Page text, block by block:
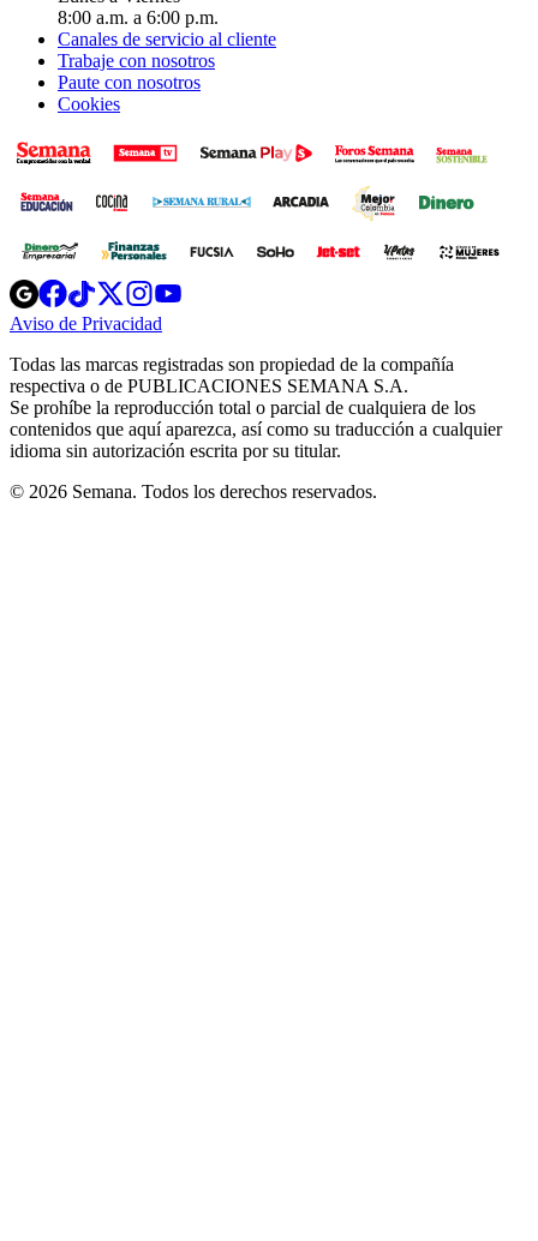
8:00 a.m. a 6:00 p.m.
Canales de servicio al cliente
Trabaje con nosotros
Paute con nosotros
Cookies
Opens
in
new
Opens
in
new
Opens
in
new
window
Opens
new
windowwindow
Aviso de Privacidad
new
window
Todas las marcas registradas son propiedad de la compañía
respectiva o de PUBLICACIONES SEMANA S.A.
Se prohíbe la reproducción total o parcial de cualquiera de los
contenidos que aquí aparezca, así como su traducción a cualquier
idioma sin autorización escrita por su titular.
© 2026 Semana. Todos los derechos reservados.